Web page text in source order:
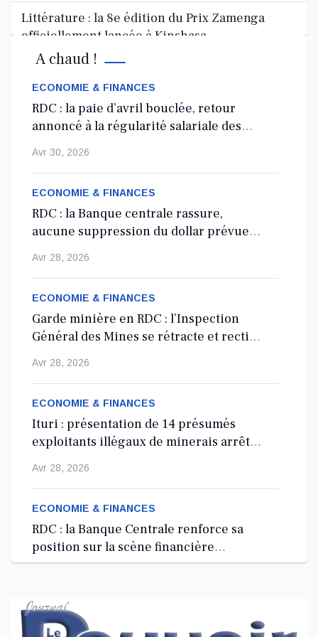
Littérature : la 8e édition du Prix Zamenga
officiellement lancée à Kinshasa
La 8e édition du concours littéraire « Prix Zamenga » a été
officiellement lancée ce mercredi 13 mai à Kinshasa, à
Mai 13, 2026
Nord-Kivu : le député Crispin Mbindule dans le
collimateur de l’ANR
Le député national Crispin Mbindule, également président du
conseil d’administration du Cadastre minier, fait l’objet d’un...
A chaud !
ECONOMIE & FINANCES
RDC : la paie d’avril bouclée, retour
annoncé à la régularité salariale des
Avr 30, 2026
ECONOMIE & FINANCES
RDC : la Banque centrale rassure,
aucune suppression du dollar prévue
Avr 28, 2026
ECONOMIE & FINANCES
Garde minière en RDC : l’Inspection
Général des Mines se rétracte et rectifie
Avr 28, 2026
ECONOMIE & FINANCES
Ituri : présentation de 14 présumés
exploitants illégaux de minerais arrêtés
Avr 28, 2026
ECONOMIE & FINANCES
RDC : la Banque Centrale renforce sa
position sur la scène financière
internationale à Washington, D.C.
ECONOMIE & FINANCES